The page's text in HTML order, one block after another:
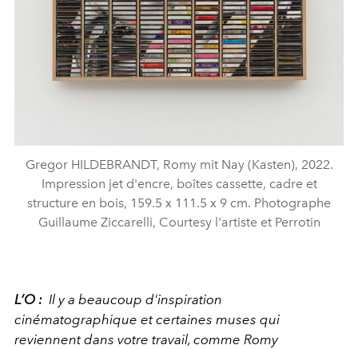
Gregor HILDEBRANDT, Romy mit Nay (Kasten), 2022.
Impression jet d'encre, boîtes cassette, cadre et
structure en bois, 159.5 x 111.5 x 9 cm. Photographe
Guillaume Ziccarelli, Courtesy l'artiste et Perrotin
L’O : Il y a beaucoup d'inspiration
cinématographique et certaines muses qui
reviennent dans votre travail, comme Romy